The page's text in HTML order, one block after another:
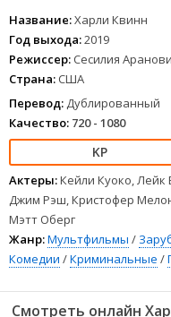
Название:Харли Квинн
Год выхода:2019
Режиссер: Сесилия
Страна: США
Перевод: Дублированный
Качество: 720 - 1080
Актеры:Кейли Куоко, Лейк
Джим Рэш, Кристофер
Мэтт Оберг
Жанр:Мультфильмы /
Комедии /Криминальные /
Смотреть онлайн